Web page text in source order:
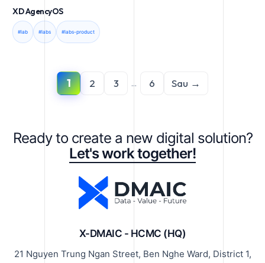
XD AgencyOS
#lab #labs #labs-product
1 2 3 ... 6 Sau →
Ready to create a new digital solution?
Let's work together!
X-DMAIC - HCMC (HQ)
21 Nguyen Trung Ngan Street, Ben Nghe Ward, District 1,